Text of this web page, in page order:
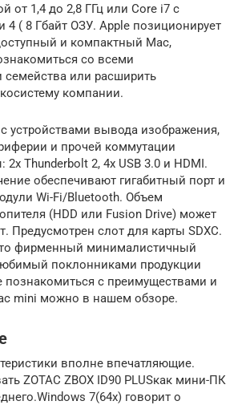
от 1,4 до 2,8 ГГц или Core i7 с
4 ( 8 Гбайт ОЗУ. Apple позиционирует
и компактный Mac,
со всеми
или расширить
компании.
устройствами вывода изображения,
и прочей коммутации
Thunderbolt 2, 4х USB 3.0 и HDMI.
обеспечивают гигабитный порт и
Wi-Fi/Bluetooth. Объем
(HDD или Fusion Drive) может
Предусмотрен слот для карты SDXC.
фирменный минималистичный
поклонниками продукции
познакомиться с преимуществами и
mini можно в нашем обзоре.
вполне впечатляющие.
ZOTAC ZBOX ID90 PLUSкак мини-ПК
7(64x) говорит о